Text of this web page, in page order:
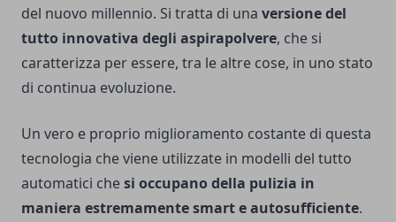
del nuovo millennio. Si tratta di una versione del
tutto innovativa degli aspirapolvere, che si
caratterizza per essere, tra le altre cose, in uno stato
di continua evoluzione.
Un vero e proprio miglioramento costante di questa
tecnologia che viene utilizzate in modelli del tutto
automatici chesi occupano della pulizia in
maniera estremamente smart e autosufficiente.